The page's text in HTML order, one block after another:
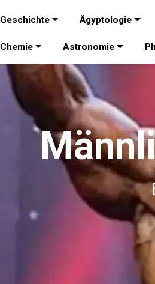
Geschichte Ägyptologie
Chemie Astronomie